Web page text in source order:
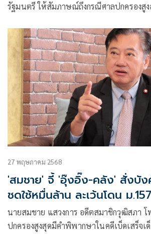
รัฐมนตรี ให้สัมภาษณ์ถึงกรณีศาลปกครองสูง
27 พฤษภาคม 2568
'สมชาย' จี้ 'อุ๊งอิ๊ง-คลัง' สั่งบั
ชดใช้หมื่นล้าน ละเว้นโดน ม.157
นายสมชาย แสวงการ อดีตสมาชิกวุฒิสภา โ
ปกครองสูงสุดมีคำพิพากษาในคดีเบ็ดเสร็จเ